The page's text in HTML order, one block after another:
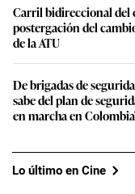
Carril bidireccional del
postergación del
de la ATU
De brigadas de
sabe del plan de
en marcha en
Lo último en Cine